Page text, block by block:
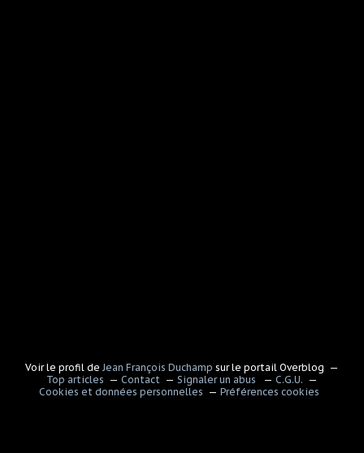
Voir le profil de Jean François Duchamp sur le portail Overblog
Top articles
Contact Signaler un abus
C.G.U.
Cookies et données personnelles
Préférences cookies